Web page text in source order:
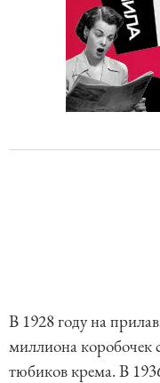
В 1928 году на
миллиона коробочек
тюбиков крема. В